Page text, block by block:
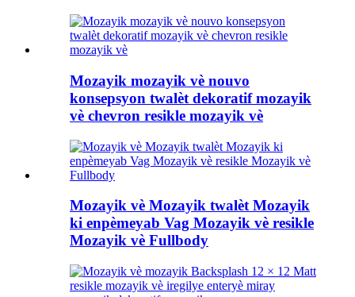
Mozayik mozayik vè nouvo
konsepsyon twalèt dekoratif mozayik
vè chevron resikle mozayik vè
Mozayik vè Mozayik twalèt Mozayik
ki enpèmeyab Vag Mozayik vè resikle
Mozayik vè Fullbody